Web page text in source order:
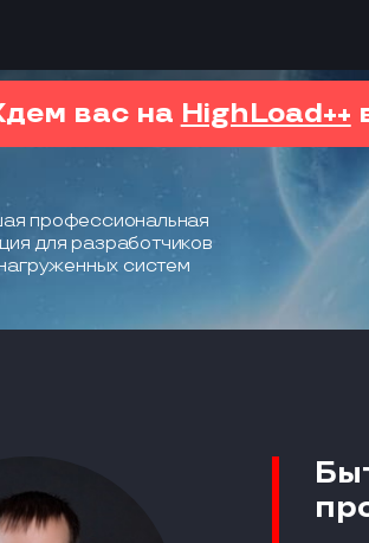
вас на HighLoad++
профессиональная
для разработчиков
систем